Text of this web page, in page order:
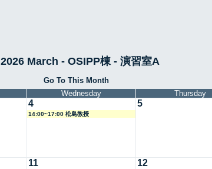
2026 March - OSIPP棟 - 演習室A
Go To This Month
Wednesday Thursday
4
14:00~17:00 松島教授
5
11 12